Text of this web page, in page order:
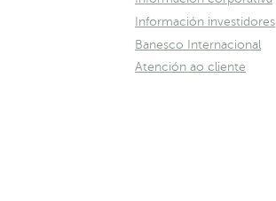
Información investidores
Banesco Internacional
Atención ao cliente